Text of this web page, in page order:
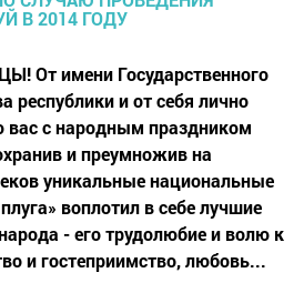
От имени Государственного
республики и от себя лично
вас с народным праздником
и преумножив на
уникальные национальные
воплотил в себе лучшие
- его трудолюбие и волю к
и гостеприимство, любовь...